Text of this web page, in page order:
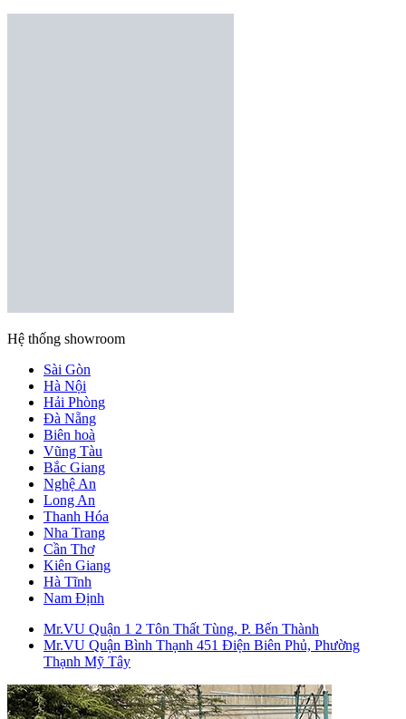
Hệ thống showroom
Sài Gòn
Hà Nội
Hải Phòng
Đà Nẵng
Biên hoà
Vũng Tàu
Bắc Giang
Nghệ An
Long An
Thanh Hóa
Nha Trang
Cần Thơ
Kiên Giang
Hà Tĩnh
Nam Định
Mr.VU Quận 1 2 Tôn Thất Tùng, P. Bến Thành
Mr.VU Quận Bình Thạnh 451 Điện Biên Phủ, Phường
Thạnh Mỹ Tây